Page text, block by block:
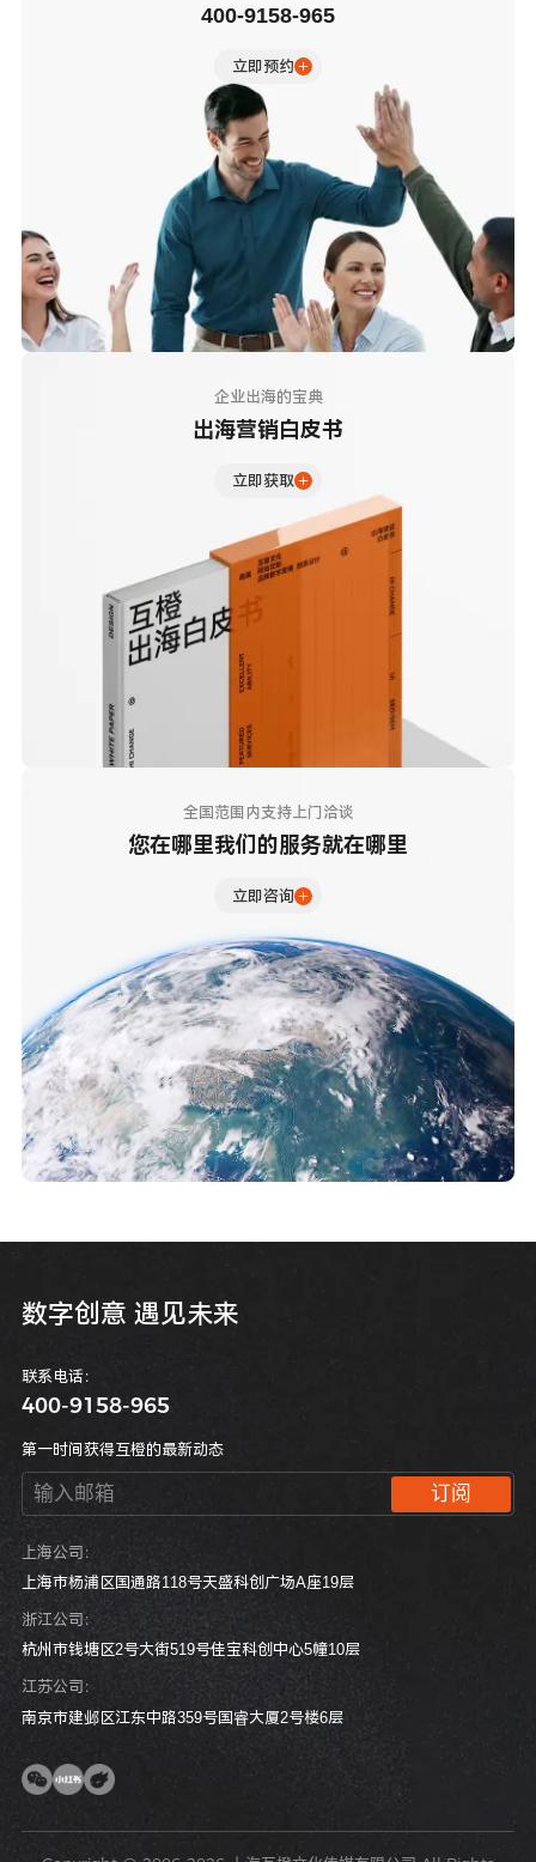
400-9158-965
立即预约
企业出海的宝典
出海营销白皮书
立即获取
全国范围内支持上门洽谈
您在哪里我们的服务就在哪里
立即咨询
数字创意 遇见未来
联系电话：
400-9158-965
第一时间获得互橙的最新动态
订阅
上海公司：
上海市杨浦区国通路118号天盛科创广场A座19层
浙江公司：
杭州市钱塘区2号大街519号佳宝科创中心5幢10层
江苏公司：
南京市建邺区江东中路359号国睿大厦2号楼6层